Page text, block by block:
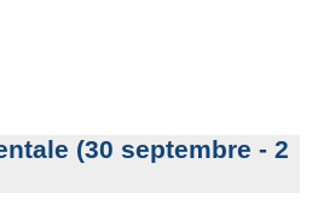
(30 septembre - 2